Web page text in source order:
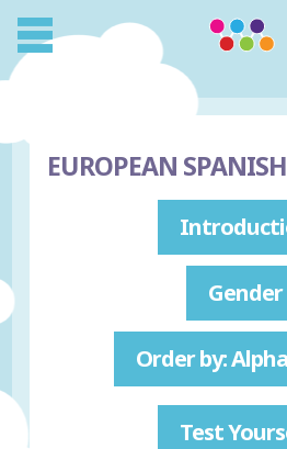
EUROPEAN
Gender
Order by:
Test